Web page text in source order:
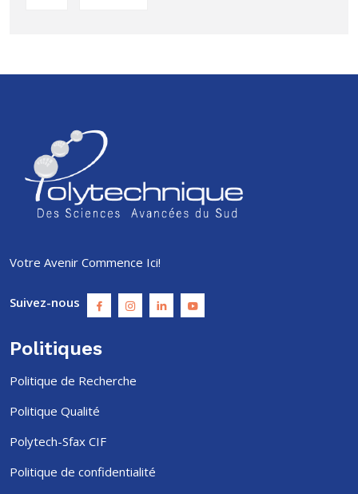
Votre Avenir Commence Ici!
Suivez-nous
Politiques
Politique de Recherche
Politique Qualité
Polytech-Sfax CIF
Politique de confidentialité